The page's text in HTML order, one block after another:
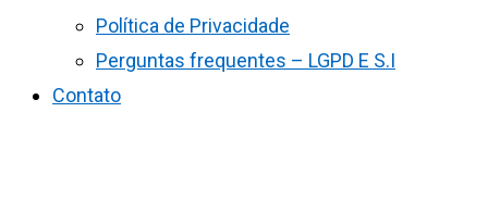
Política de Privacidade
Perguntas frequentes – LGPD E S.I
Contato